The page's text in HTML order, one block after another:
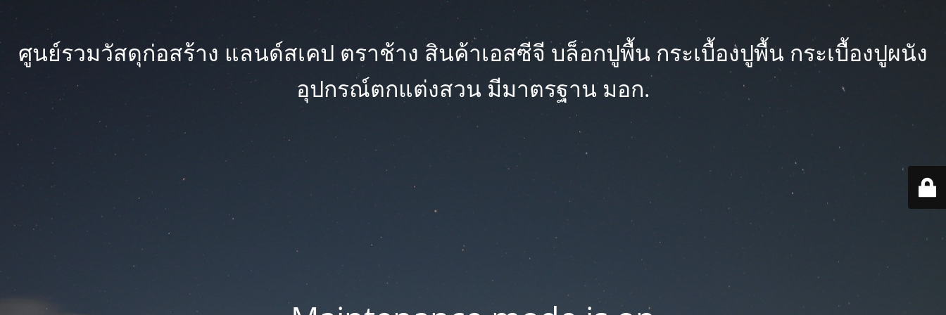
ศูนย์รวมวัสดุก่อสร้าง แลนด์สเคป ตราช้าง สินค้าเอสซีจี บล็อกปูพื้น กระเบื้องปูพื้น กระเบื้องปูผนัง
อุปกรณ์ตกแต่งสวน มีมาตรฐาน มอก.